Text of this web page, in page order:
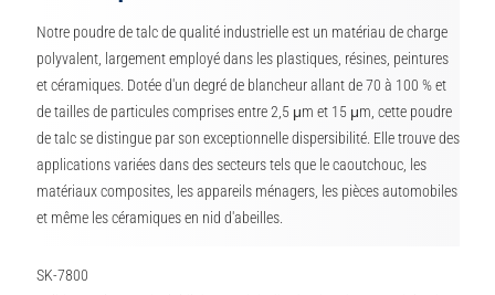
Notre poudre de talc de qualité industrielle est un matériau de charge
polyvalent, largement employé dans les plastiques, résines, peintures
et céramiques. Dotée d'un degré de blancheur allant de 70 à 100 % et
de tailles de particules comprises entre 2,5 μm et 15 μm, cette poudre
de talc se distingue par son exceptionnelle dispersibilité. Elle trouve des
applications variées dans des secteurs tels que le caoutchouc, les
matériaux composites, les appareils ménagers, les pièces automobiles
et même les céramiques en nid d'abeilles.
SK-7800